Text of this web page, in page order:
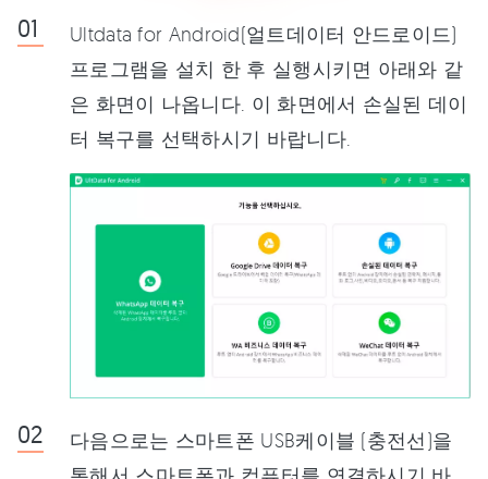
Ultdata for Android(얼트데이터 안드로이드)
프로그램을 설치 한 후 실행시키면 아래와 같
은 화면이 나옵니다. 이 화면에서 손실된 데이
터 복구를 선택하시기 바랍니다.
다음으로는 스마트폰 USB케이블 (충전선)을